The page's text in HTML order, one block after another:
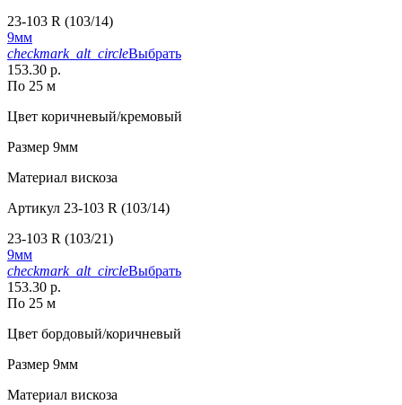
23-103 R (103/14)
9мм
checkmark_alt_circleВыбрать
153.30 р.
По 25 м
Цвет коричневый/кремовый
Размер 9мм
Материал вискоза
Артикул 23-103 R (103/14)
23-103 R (103/21)
9мм
checkmark_alt_circleВыбрать
153.30 р.
По 25 м
Цвет бордовый/коричневый
Размер 9мм
Материал вискоза